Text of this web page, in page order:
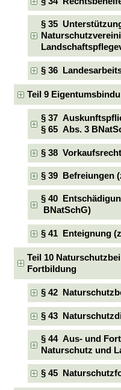
§ 35
§ 36
Teil 9
§ 37
§ 65 Abs. 3
§ 38
§ 39 Befreiungen
§ 40
BNatSchG)
§ 41 Enteignung
Teil 10
Fortbildung
§ 42
§ 43
§ 44 Aus- und
Naturschutz und
§ 45